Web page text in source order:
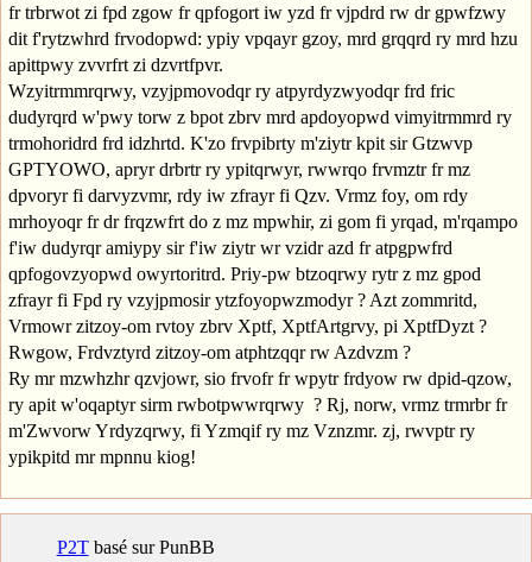
fr trbrwot zi fpd zgow fr qpfogort iw yzd fr vjpdrd rw dr gpwfzwy
dit f'rytzwhrd frvodopwd: ypiy vpqayr gzoy, mrd grqqrd ry mrd hzu
apittpwy zvvrfrt zi dzvrtfpvr.
Wzyitrmmrqrwy, vzyjpmovodqr ry atpyrdyzwyodqr frd fric
dudyrqrd w'pwy torw z bpot zbrv mrd apdoyopwd vimyitrmmrd ry
trmohoridrd frd idzhrtd. K'zo frvpibrty m'ziytr kpit sir Gtzwvp
GPTYOWO, apryr drbrtr ry ypitqrwyr, rwwrqo frvmztr fr mz
dpvoryr fi darvyzvmr, rdy iw zfrayr fi Qzv. Vrmz foy, om rdy
mrhoyoqr fr dr frqzwfrt do z mz mpwhir, zi gom fi yrqad, m'rqampo
f'iw dudyrqr amiypy sir f'iw ziytr wr vzidr azd fr atpgpwfrd
qpfogovzyopwd owyrtoritrd. Priy-pw btzoqrwy rytr z mz gpod
zfrayr fi Fpd ry vzyjpmosir ytzfoyopwzmodyr ? Azt zommritd,
Vrmowr zitzoy-om rvtoy zbrv Xptf, XptfArtgrvy, pi XptfDyzt ?
Rwgow, Frdvztyrd zitzoy-om atphtzqqr rw Azdvzm ?
Ry mr mzwhzhr qzvjowr, sio frvofr fr wpytr frdyow rw dpid-qzow,
ry apit w'oqaptyr sirm rwbotpwwrqrwy ? Rj, norw, vrmz trmrbr fr
m'Zwvorw Yrdyzqrwy, fi Yzmqif ry mz Vznzmr. zj, rwvptr ry
ypikpitd mr mpnnu kiog!
P2Tbasé sur PunBB